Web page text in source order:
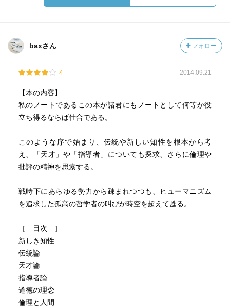
baxさん フォロー
4 2014.09.21
【本の内容】
私のノートであるこの本が諸君にもノートとして何等か役
立ち得るならば仕合である。
このような序で始まり、伝統や新しい知性を根本から考
え、「天才」や「指導者」についても探求、さらに倫理や
批評の精神を思索する。
戦時下にあらゆる勢力から疎まれつつも、ヒューマニズム
を追求した孤高の哲学者の叫びが時空を超えて甦る。
［ 目次 ］
新しき知性
伝統論
天才論
指導者論
道徳の理念
倫理と人間